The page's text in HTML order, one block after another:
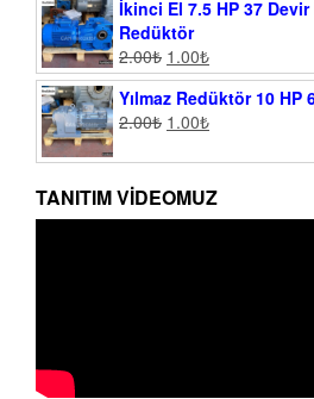
İkinci El 7.5 HP 37
Redüktör
2.00₺ 1.00₺
Yılmaz Redüktör 10 HP
2.00₺ 1.00₺
TANITIM VIDEOMUZ